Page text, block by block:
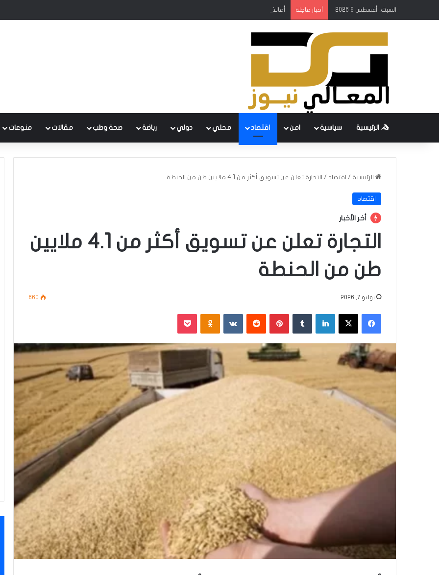
السبت, أغسطس 8 2026 أخبار عاجلة أمانة بغداد: إطلاق مشروع متكامل لتطوير إدارة النفايات بالتعاون مع البنك الدولي
الرئيسية سياسية امن اقتصاد محلي دولي رباضة صحة وطب مقالات منوعات
الرئيسية / اقتصاد / التجارة تعلن عن تسويق أكثر من 4.1 ملايين طن من الحنطة
اقتصاد
أخر الأخبار
التجارة تعلن عن تسويق أكثر من 4.1 ملايين
طن من الحنطة
يوليو 7, 2026 660
فيسبوك ‫X لينكدإن بينتيريست ‏VKontakte